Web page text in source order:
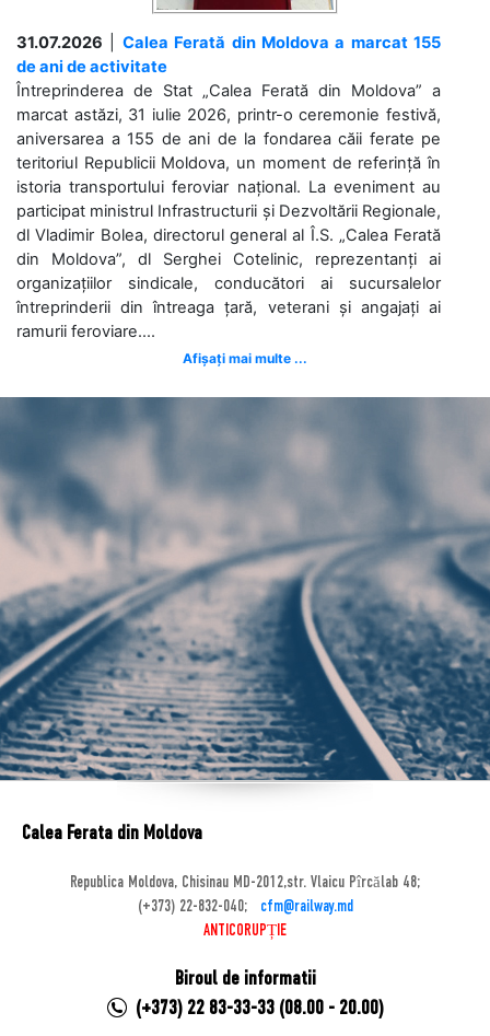
31.07.2026
Calea Ferată din Moldova a marcat 155
de ani de activitate
Întreprinderea de Stat „Calea Ferată din Moldova” a
marcat astăzi, 31 iulie 2026, printr-o ceremonie festivă,
aniversarea a 155 de ani de la fondarea căii ferate pe
teritoriul Republicii Moldova, un moment de referință în
istoria transportului feroviar național. La eveniment au
participat ministrul Infrastructurii și Dezvoltării Regionale,
dl Vladimir Bolea, directorul general al Î.S. „Calea Ferată
din Moldova”, dl Serghei Cotelinic, reprezentanți ai
organizațiilor sindicale, conducători ai sucursalelor
întreprinderii din întreaga țară, veterani și angajați ai
ramurii feroviare....
Afișați mai multe ...
Calea Ferata din Moldova
Republica Moldova, Chisinau MD-2012,str. Vlaicu Pîrcălab 48;
(+373) 22-832-040;
cfm@railway.md
ANTICORUPȚIE
Biroul de informatii
(+373) 22 83-33-33 (08.00 - 20.00)